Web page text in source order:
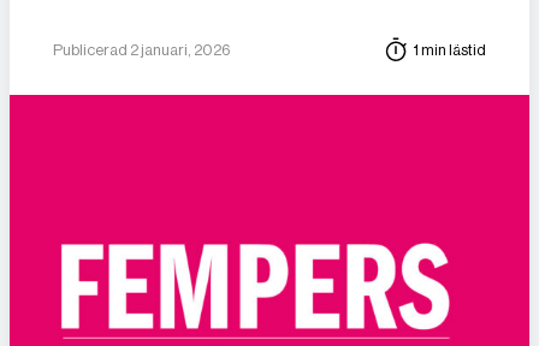
Publicerad 2 januari, 2026 1 min lästid